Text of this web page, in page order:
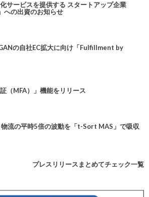
サービスを提供する スタートアップ企業
への出資のお知らせ
の自社EC拡大に向け「Fulfillment by
（MFA）」機能をリリース
流の平時5倍の波動を「t-Sort MAS」で吸収
プレスリリースまとめてチェック一覧